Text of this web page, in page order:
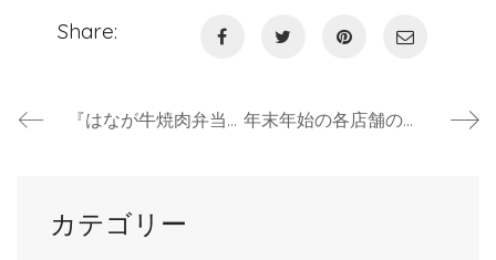
Share:
『はなが牛焼肉弁当』がお弁当・お惣菜大賞2023で、入選しました！ 年末年始の各店舗の営業時間について
カテゴリー